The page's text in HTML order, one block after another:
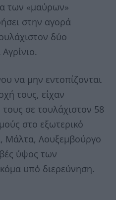
των «μαύρων»
στην αγορά
δύο
να μην εντοπίζονται
τους, είχαν
σε τουλάχιστον 58
στο εξωτερικό
Μάλτα, Λουξεμβούργο
ύψος των
υπό διερεύνηση.